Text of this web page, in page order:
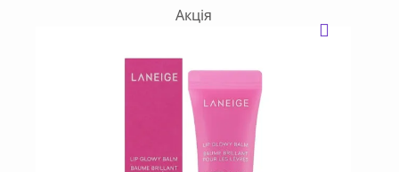
Акція